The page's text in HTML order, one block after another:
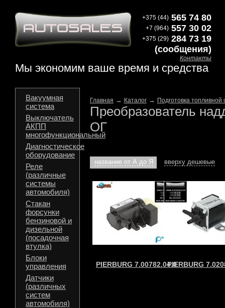
Мы экономим ваше время и средства
+375 (44) 565 74 80
+7 (964) 557 30 02
+375 (29) 284 73 19
(сообщения)
Контакты
Вакуумная
система
Выключатель
АКПП
многофункциональный
Диагностическое
оборудование
Реле
(различные
системы
автомобиля)
Стакан
форсунки
бензиновой и
дизельной
(посадочная
втулка)
Блоки
управления
Датчики
(различных
систем
автомобиля)
Главная → Каталог→ Подготовка топливной
Преобразователь
ОГ
название от А до Я вверху дешевые
PIERBURG 7.00782.04.0PIERBURG